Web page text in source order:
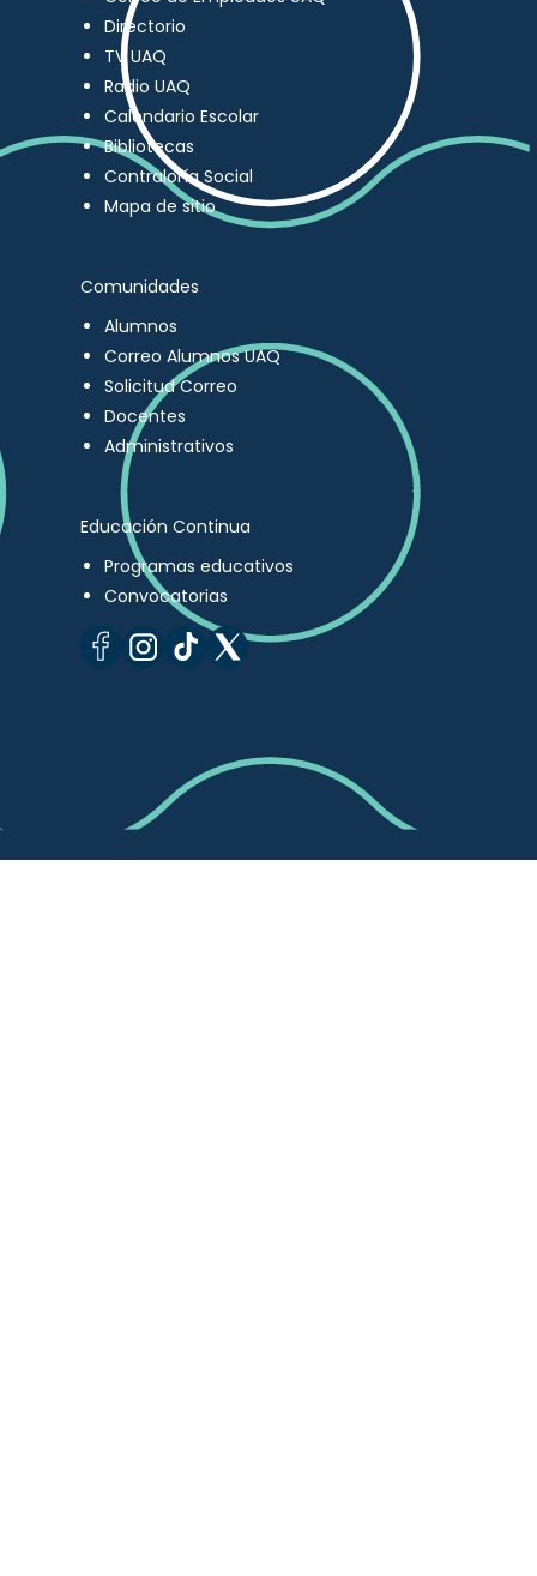
Directorio
TV UAQ
Radio UAQ
Calendario Escolar
Bibliotecas
Contraloría Social
Mapa de sitio
Comunidades
Alumnos
Correo Alumnos UAQ
Solicitud Correo
Docentes
Administrativos
Educación Continua
Programas educativos
Convocatorias